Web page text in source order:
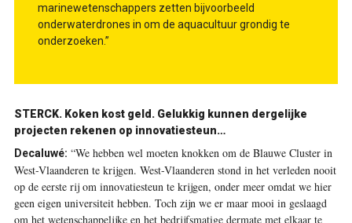
marinewetenschappers zetten bijvoorbeeld
onderwaterdrones in om de aquacultuur grondig te
onderzoeken.”
STERCK. Koken kost geld. Gelukkig kunnen dergelijke
projecten rekenen op innovatiesteun…
Decaluwé: “We hebben wel moeten knokken om de Blauwe Cluster in
West-Vlaanderen te krijgen. West-Vlaanderen stond in het verleden nooit
op de eerste rij om innovatiesteun te krijgen, onder meer omdat we hier
geen eigen universiteit hebben. Toch zijn we er maar mooi in geslaagd
om het wetenschappelijke en het bedrijfsmatige dermate met elkaar te